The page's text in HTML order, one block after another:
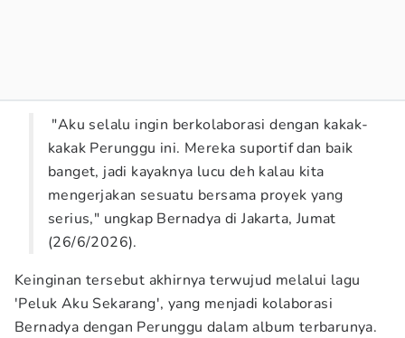
"Aku selalu ingin berkolaborasi dengan kakak-
kakak Perunggu ini. Mereka suportif dan baik
banget, jadi kayaknya lucu deh kalau kita
mengerjakan sesuatu bersama proyek yang
serius," ungkap Bernadya di Jakarta, Jumat
(26/6/2026).
Keinginan tersebut akhirnya terwujud melalui lagu
'Peluk Aku Sekarang', yang menjadi kolaborasi
Bernadya dengan Perunggu dalam album terbarunya.